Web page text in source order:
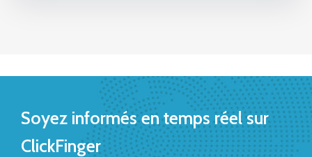
Soyez informés en temps réel sur
ClickFinger